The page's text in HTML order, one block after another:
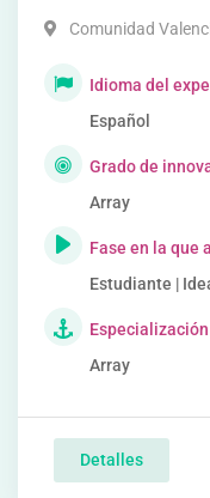
Comunidad
Idioma del
Español
Grado de
Array
Fase en la que
Estudiante |
Array
Detalles